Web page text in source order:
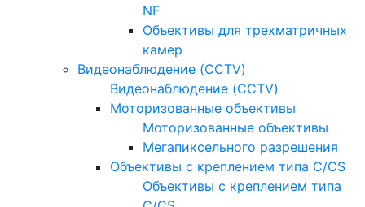
NF
Объективы для трехматричных
камер
Видеонаблюдение (CCTV)
Видеонаблюдение (CCTV)
Моторизованные объективы
Моторизованные объективы
Мегапиксельного разрешения
Объективы с креплением типа C/CS
Объективы с креплением типа